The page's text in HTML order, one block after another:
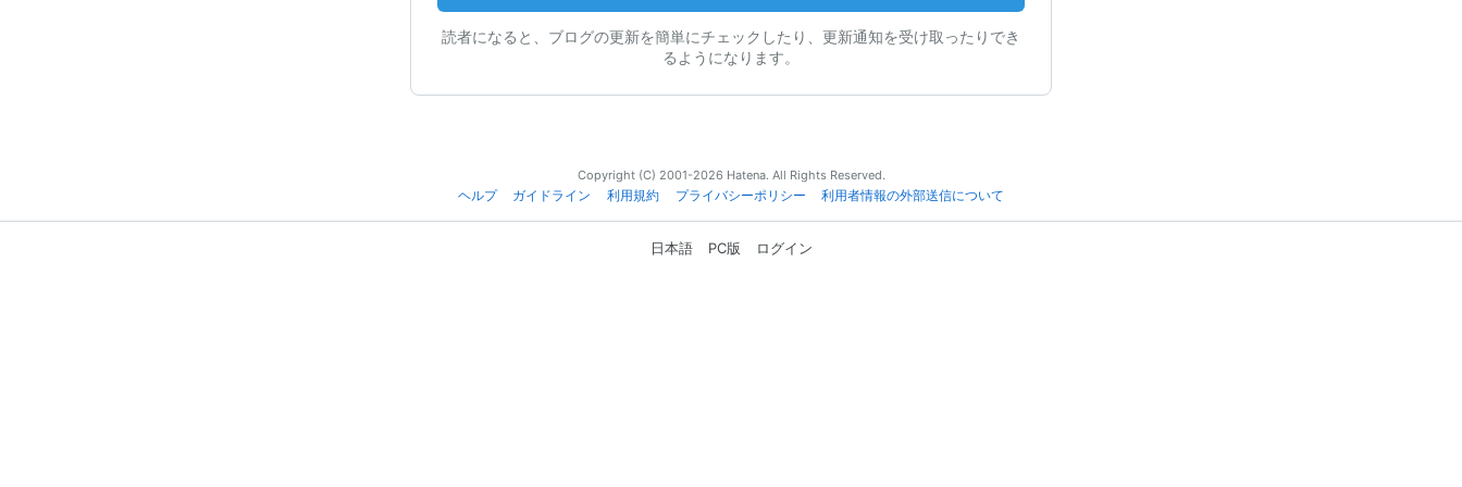
読者になると、ブログの更新を簡単にチェックしたり、更新通知を受け取ったりでき
るようになります。
Copyright (C) 2001-2026 Hatena. All Rights Reserved.
ヘルプ
ガイドライン 利用規約 プライバシーポリシー 利用者情報の外部送信について
日本語 PC版 ログイン